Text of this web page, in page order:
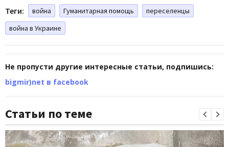
Теги: война Гуманитарная помощь
переселенцы
война в Украине
Не пропусти другие интересные статьи, подпишись:
bigmir)net в facebook
Статьи по теме